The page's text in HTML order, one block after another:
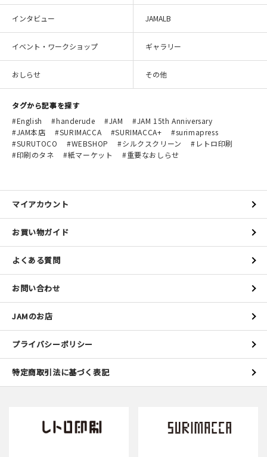
インタビュー JAMALB
イベント・ワークショップ ギャラリー
おしらせ その他
タグから記事を探す
English
handerude JAM
JAM 15th Anniversary
JAM本店
SURIMACCA SURIMACCA+
surimapress
SURUTOCO
WEBSHOP シルクスクリーン
レトロ印刷
印刷のタネ
紙マーケット 重要なおしらせ
マイアカウント
お買い物ガイド
よくある質問
お問い合わせ
JAMのお店
プライバシーポリシー
特定商取引法に基づく表記